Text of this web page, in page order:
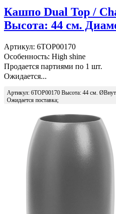
Кашпо Dual Top /
Высота: 44 см.
Артикул: 6TOP00170
Особенность: High shine
Продается партиями по 1 шт.
Ожидается...
Артикул: 6TOP00170 Высота: 44 см.
Ожидается поставка;